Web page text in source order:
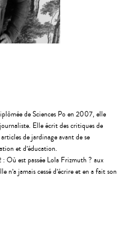
de Sciences Po en 2007, elle
Elle écrit des critiques de
de jardinage avant de se
et d’éducation.
Où est passée Lola Frizmuth ? aux
n’a jamais cessé d’écrire et en a fait son